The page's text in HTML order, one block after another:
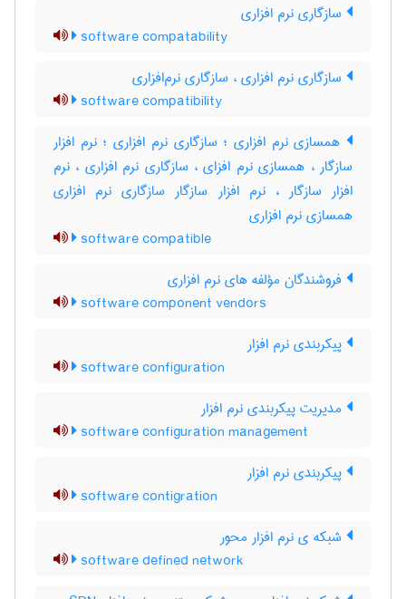
سازگاری نرم افزاری
software compatability
سازگاری نرم افزاری ، سازگاری نرم‌افزاری
software compatibility
همسازی نرم افزاری ؛ سازگاری نرم افزاری ؛ نرم افزار
سازگار ، همسازی نرم افزای ، سازگاری نرم افزاری ، نرم
افزار سازگار ، نرم افزار سازگار سازگاری نرم افزاری
همسازی نرم افزاری
software compatible
فروشندگان مؤلفه های نرم افزاری
software component vendors
پیکربندی نرم افزار
software configuration
مدیریت پیکربندی نرم افزار
software configuration management
پیکربندی نرم افزار
software contigration
شبکه ی نرم افزار محور
software defined network